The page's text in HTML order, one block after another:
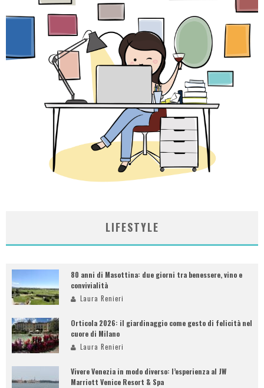
LIFESTYLE
80 anni di Masottina: due giorni tra benessere, vino e
convivialità
Laura Renieri
Orticola 2026: il giardinaggio come gesto di felicità nel
cuore di Milano
Laura Renieri
Vivere Venezia in modo diverso: l’esperienza al JW
Marriott Venice Resort & Spa